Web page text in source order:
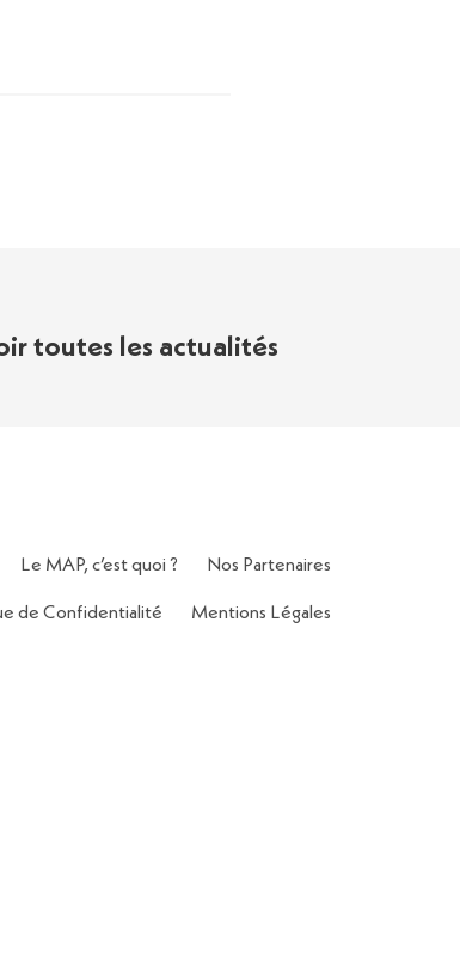
toutes les actualités
Le MAP, c’est quoi ? Nos Partenaires
de Confidentialité Mentions Légales